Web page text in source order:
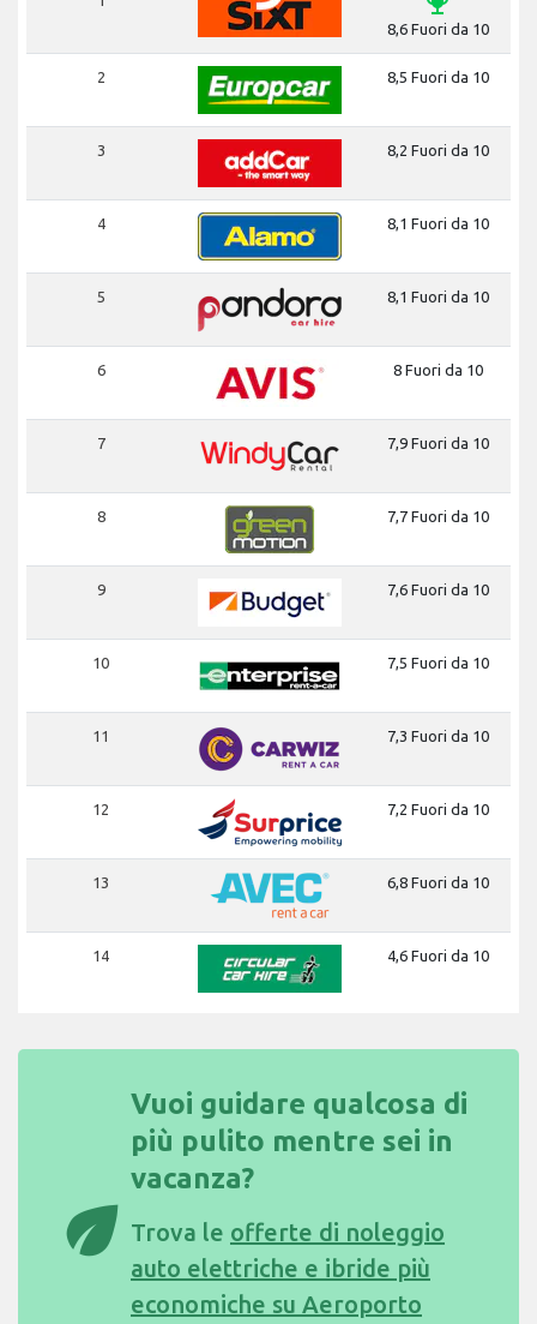
8,6 Fuori da 10
2 8,5 Fuori da 10
3 8,2 Fuori da 10
4 8,1 Fuori da 10
5 8,1 Fuori da 10
6 8 Fuori da 10
7 7,9 Fuori da 10
8 7,7 Fuori da 10
9 7,6 Fuori da 10
10 7,5 Fuori da 10
11 7,3 Fuori da 10
12 7,2 Fuori da 10
13 6,8 Fuori da 10
14 4,6 Fuori da 10
eco
Vuoi guidare qualcosa di
più pulito mentre sei in
vacanza?
Trova le offerte di noleggio
auto elettriche e ibride più
economiche su Aeroporto